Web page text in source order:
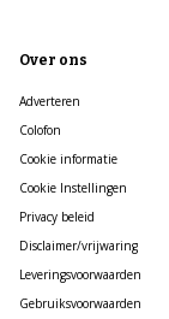
Over ons
Adverteren
Colofon
Cookie informatie
Cookie Instellingen
Privacy beleid
Disclaimer/vrijwaring
Leveringsvoorwaarden
Gebruiksvoorwaarden